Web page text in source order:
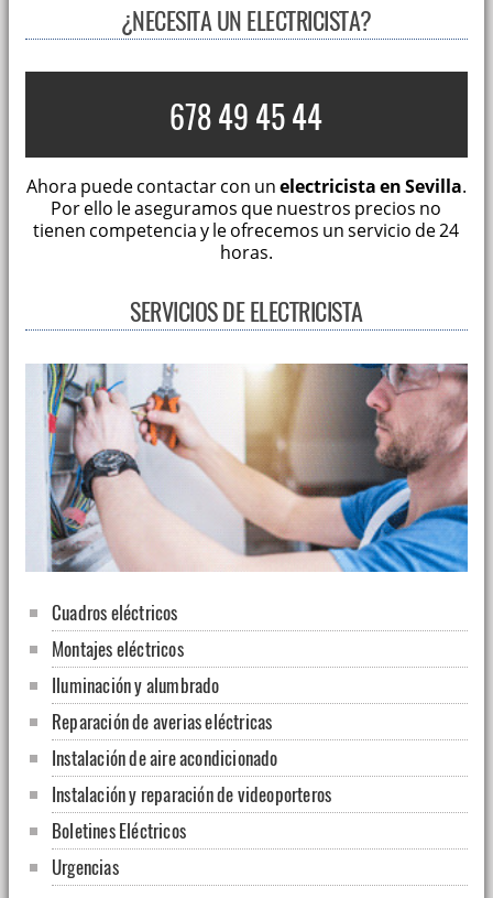
¿NECESITA UN ELECTRICISTA?
678 49 45 44
Ahora puede contactar con unelectricista en Sevilla.
Por ello le aseguramos que nuestros precios no
tienen competencia y le ofrecemos un servicio de 24
horas.
SERVICIOS DE ELECTRICISTA
Cuadros eléctricos
Montajes eléctricos
Iluminación y alumbrado
Reparación de averias eléctricas
Instalación de aire acondicionado
Instalación y reparación de videoporteros
Boletines Eléctricos
Urgencias